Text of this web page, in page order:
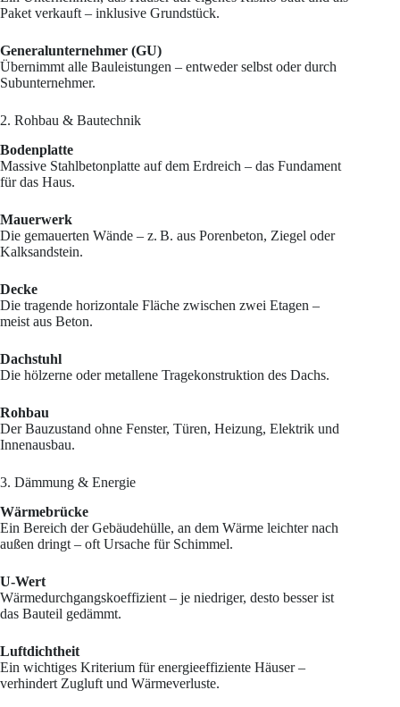
Paket verkauft – inklusive Grundstück.
Generalunternehmer (GU)
Übernimmt alle Bauleistungen – entweder selbst oder durch
Subunternehmer.
2. Rohbau & Bautechnik
Bodenplatte
Massive Stahlbetonplatte auf dem Erdreich – das Fundament
für das Haus.
Mauerwerk
Die gemauerten Wände – z. B. aus Porenbeton, Ziegel oder
Kalksandstein.
Decke
Die tragende horizontale Fläche zwischen zwei Etagen –
meist aus Beton.
Dachstuhl
Die hölzerne oder metallene Tragekonstruktion des Dachs.
Rohbau
Der Bauzustand ohne Fenster, Türen, Heizung, Elektrik und
Innenausbau.
3. Dämmung & Energie
Wärmebrücke
Ein Bereich der Gebäudehülle, an dem Wärme leichter nach
außen dringt – oft Ursache für Schimmel.
U-Wert
Wärmedurchgangskoeffizient – je niedriger, desto besser ist
das Bauteil gedämmt.
Luftdichtheit
Ein wichtiges Kriterium für energieeffiziente Häuser –
verhindert Zugluft und Wärmeverluste.